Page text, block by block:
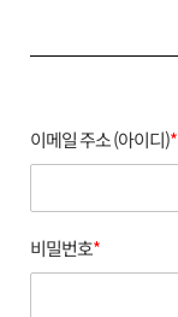
이메일 주소 (아이디)*
비밀번호*